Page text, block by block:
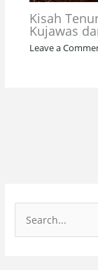
Kisah
Kujawas
Leave a
e